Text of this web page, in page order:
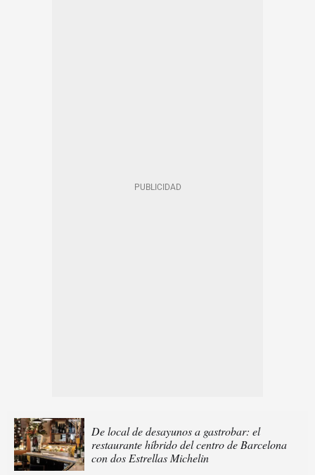
De local de desayunos a gastrobar: el
restaurante híbrido del centro de Barcelona
con dos Estrellas Michelin